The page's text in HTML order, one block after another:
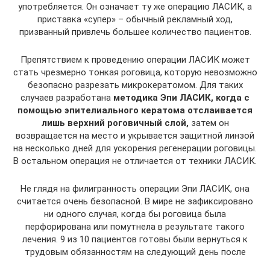
употребляется. Он означает ту же операцию ЛАСИК, а
приставка «супер» – обычный рекламный ход,
призванный привлечь большее количество пациентов.
Препятствием к проведению операции ЛАСИК может
стать чрезмерно тонкая роговица, которую невозможно
безопасно разрезать микрокератомом. Для таких
случаев разработана методика Эпи ЛАСИК, когда с
помощью эпителиального кератома отслаивается
лишь верхний роговичный слой, затем он
возвращается на место и укрывается защитной линзой
на несколько дней для ускорения регенерации роговицы.
В остальном операция не отличается от техники ЛАСИК.
Не глядя на филигранность операции Эпи ЛАСИК, она
считается очень безопасной. В мире не зафиксировано
ни одного случая, когда бы роговица была
перфорирована или помутнела в результате такого
лечения. 9 из 10 пациентов готовы были вернуться к
трудовым обязанностям на следующий день после